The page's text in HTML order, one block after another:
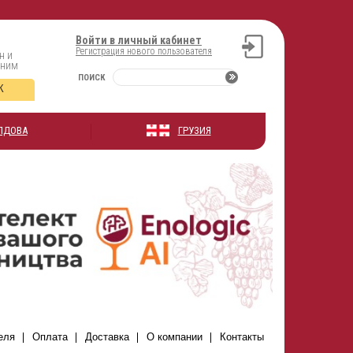
Войти в личный кабинет
Регистрация нового пользователя
ПОИСК
и
ГРУЗИЯ
Оплата Доставка О компании Контакты